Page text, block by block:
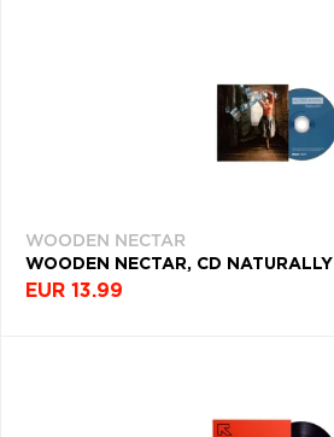
WOODEN NECTAR
WOODEN NECTAR, CD NATURALLY
EUR 13.99